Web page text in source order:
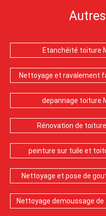
Etanchéité toiture
Nettoyage et ravalement
depannage toiture
Rénovation de
peinture sur tuile et
Nettoyage et pose de
Nettoyage demoussage